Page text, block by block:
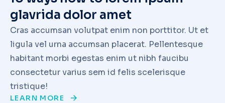
glavrida dolor amet
Cras accumsan volutpat enim non porttitor. Ut et
ligula vel urna accumsan placerat. Pellentesque
habitant morbi egestas enim ut nibh faucibu
consectetur varius sem id felis scelerisque
tristique!
LEARN MORE